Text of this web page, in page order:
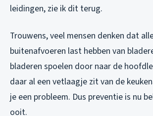
leidingen, zie ik dit terug.
Trouwens, veel mensen denken dat
buitenafvoeren last hebben van
bladeren spoelen door naar de
daar al een vetlaagje zit van de
je een probleem. Dus preventie is nu
ooit.